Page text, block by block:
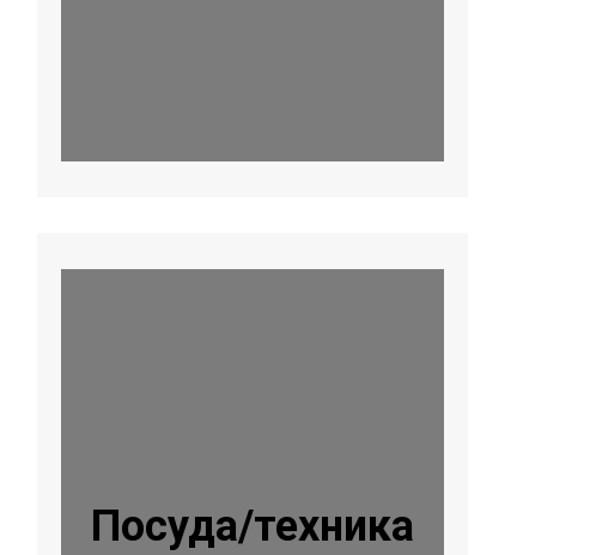
Посуда/техника